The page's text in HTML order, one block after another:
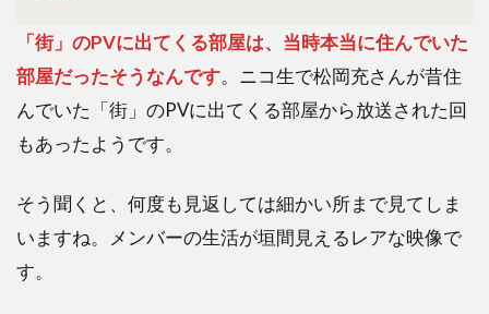
「街」のPVに出てくる部屋は、当時本当に住んでいた
部屋だったそうなんです。ニコ生で松岡充さんが昔住
んでいた「街」のPVに出てくる部屋から放送された回
もあったようです。
そう聞くと、何度も見返しては細かい所まで見てしま
いますね。メンバーの生活が垣間見えるレアな映像で
す。